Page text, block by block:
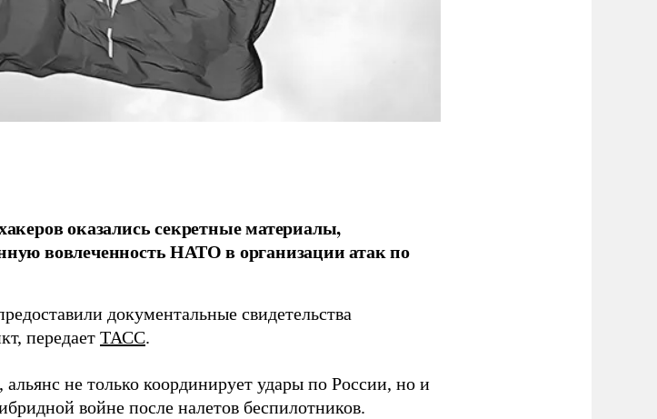
оказались секретные материалы,
вовлеченность НАТО в организации атак по
документальные свидетельства
передает ТАСС.
не только координирует удары по России, но и
войне после налетов беспилотников.